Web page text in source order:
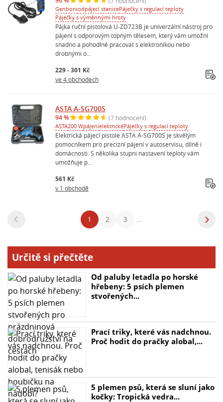
Genborxodpájecí stanicePáječky s regulací teploty
Páječky s výměnnými hroty
Pájka ruční pistolová U-ZD723B je univerzální nástroj pro
pájení s odporovým topným tělesem, který vám umožní
snadno a pohodlně pracovat s elektronikou nebo
drobnými o...
229 - 301 Kč
ve 4 obchodech
ASTA A-SG700S
94 % (7 hodnocení)
ASTA200 WpájeníelektrickéPáječky s regulací teploty
Elektrická pájecí pistole ASTA A-SG700S je skvělým
pomocníkem pro precizní pájení v autoservisu, dílně i
domácnosti. S několika stupni nastavení teploty vám
umožňuje p...
561 Kč
v 1 obchodě
1 2 3
Určitě si přečtěte
Od paluby letadla po horské
hřebeny: 5 psích plemen
stvořených...
Prací triky, které vás nadchnou.
Proč hodit do pračky alobal,...
5 plemen psů, která se sluní jako
kočky: Tropická vedra...